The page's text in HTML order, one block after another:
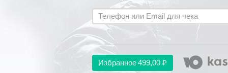
Избранное499,00 ₽